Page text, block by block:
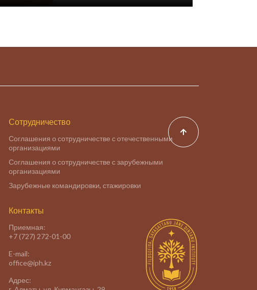
Сотрудничество
Соглашения о сотрудничестве с отечественными
организациями
Соглашения о сотрудничестве с зарубежными
организациями
Зарубежные командировки, стажировки
Контакты
Приемная:
+7 (727) 272-01-00
E-mail:
office@iph.kz
Адрес: